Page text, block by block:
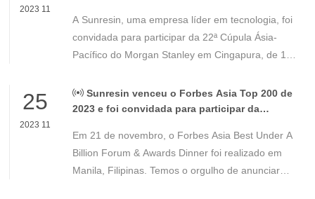
2023 11
A Sunresin, uma empresa líder em tecnologia, foi
convidada para participar da 22ª Cúpula Ásia-
Pacífico do Morgan Stanley em Cingapura, de 15
conferência fundamental para investidores
institucionais na região Ásia-Pacífico.
25
2023 11
Sunresin venceu o Forbes Asia Top 200 de
2023 e foi convidada para participar da
Em 21 de novembro, o Forbes Asia Best Under A
Billion Forum & Awards Dinner foi realizado em
Manila, Filipinas. Temos o orgulho de anunciar